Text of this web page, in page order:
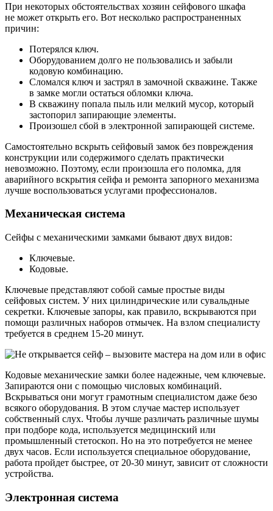
При некоторых обстоятельствах хозяин сейфового шкафа
не может открыть его. Вот несколько распространенных
причин:
Потерялся ключ.
Оборудованием долго не пользовались и забыли
кодовую комбинацию.
Сломался ключ и застрял в замочной скважине. Также
в замке могли остаться обломки ключа.
В скважину попала пыль или мелкий мусор, который
застопорил запирающие элементы.
Произошел сбой в электронной запирающей системе.
Самостоятельно вскрыть сейфовый замок без повреждения
конструкции или содержимого сделать практически
невозможно. Поэтому, если произошла его поломка, для
аварийного вскрытия сейфа и ремонта запорного механизма
лучше воспользоваться услугами профессионалов.
Механическая система
Сейфы с механическими замками бывают двух видов:
Ключевые.
Кодовые.
Ключевые представляют собой самые простые виды
сейфовых систем. У них цилиндрические или сувальдные
секретки. Ключевые запоры, как правило, вскрываются при
помощи различных наборов отмычек. На взлом специалисту
требуется в среднем 15-20 минут.
Кодовые механические замки более надежные, чем ключевые.
Запираются они с помощью числовых комбинаций.
Вскрываться они могут грамотным специалистом даже безо
всякого оборудования. В этом случае мастер использует
собственный слух. Чтобы лучше различать различные шумы
при подборе кода, используется медицинский или
промышленный стетоскоп. Но на это потребуется не менее
двух часов. Если используется специальное оборудование,
работа пройдет быстрее, от 20-30 минут, зависит от сложности
устройства.
Электронная система